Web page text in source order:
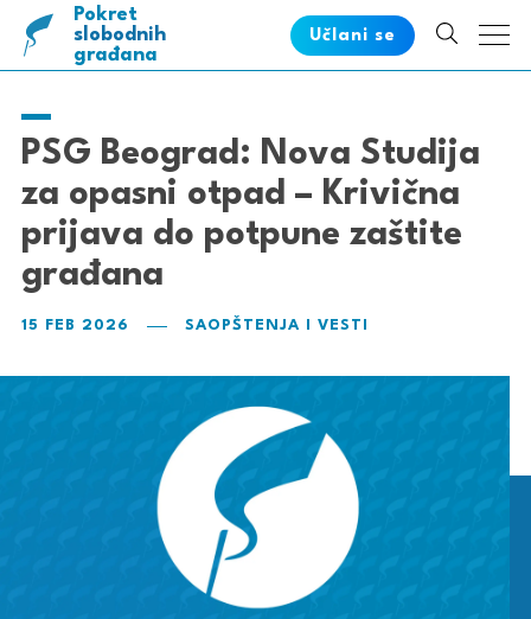
Pokret
pametnih
slobodnih
građana
Učlani se
PSG Beograd: Nova Studija
za opasni otpad – Krivična
prijava do potpune zaštite
građana
15 FEB 2026 SAOPŠTENJA I VESTI